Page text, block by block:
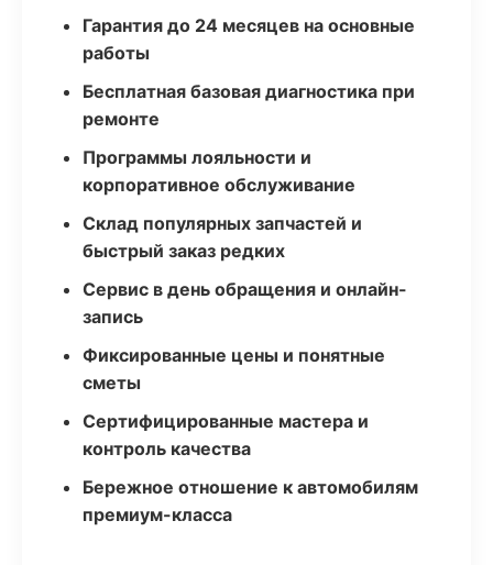
Гарантия до 24 месяцев на основные
работы
Бесплатная базовая диагностика при
ремонте
Программы лояльности и
корпоративное обслуживание
Склад популярных запчастей и
быстрый заказ редких
Сервис в день обращения и онлайн-
запись
Фиксированные цены и понятные
сметы
Сертифицированные мастера и
контроль качества
Бережное отношение к автомобилям
премиум-класса